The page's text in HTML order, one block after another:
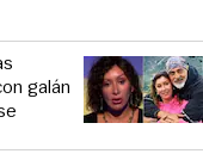
galán